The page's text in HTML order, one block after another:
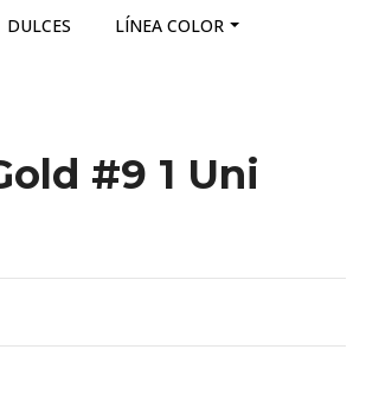
DULCES LÍNEA COLOR
#9 1 Uni